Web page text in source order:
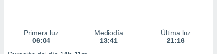
Primera luz
06:04
Mediodía
13:41
Última luz
21:16